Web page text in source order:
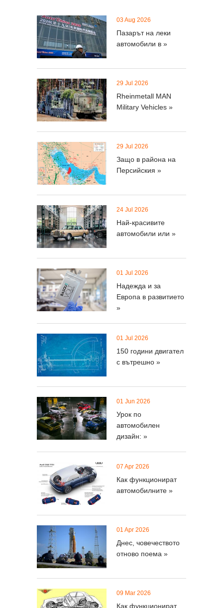
03 Aug 2026
Пазарът на леки
автомобили в »
29 Jul 2026
Rheinmetall MAN
Military Vehicles »
29 Jul 2026
Защо в района на
Персийския »
24 Jul 2026
Най-красивите
автомобили или »
01 Jul 2026
Надежда и за
Европа в развитието
»
01 Jul 2026
150 години двигател
с вътрешно »
01 Jun 2026
Урок по
автомобилен
дизайн: »
07 Apr 2026
Как функционират
автомобилните »
01 Apr 2026
Днес, човечеството
отново поема »
09 Mar 2026
Как функционират